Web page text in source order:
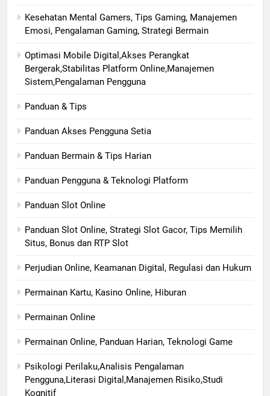
Kesehatan Mental Gamers, Tips Gaming, Manajemen
Emosi, Pengalaman Gaming, Strategi Bermain
Optimasi Mobile Digital,Akses Perangkat
Bergerak,Stabilitas Platform Online,Manajemen
Sistem,Pengalaman Pengguna
Panduan & Tips
Panduan Akses Pengguna Setia
Panduan Bermain & Tips Harian
Panduan Pengguna & Teknologi Platform
Panduan Slot Online
Panduan Slot Online, Strategi Slot Gacor, Tips Memilih
Situs, Bonus dan RTP Slot
Perjudian Online, Keamanan Digital, Regulasi dan Hukum
Permainan Kartu, Kasino Online, Hiburan
Permainan Online
Permainan Online, Panduan Harian, Teknologi Game
Psikologi Perilaku,Analisis Pengalaman
Pengguna,Literasi Digital,Manajemen Risiko,Studi
Kognitif